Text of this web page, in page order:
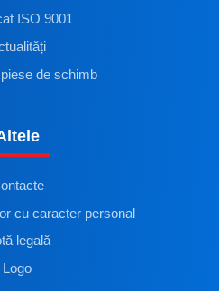
ISO 9001
de schimb
cu caracter personal
legală
Logo